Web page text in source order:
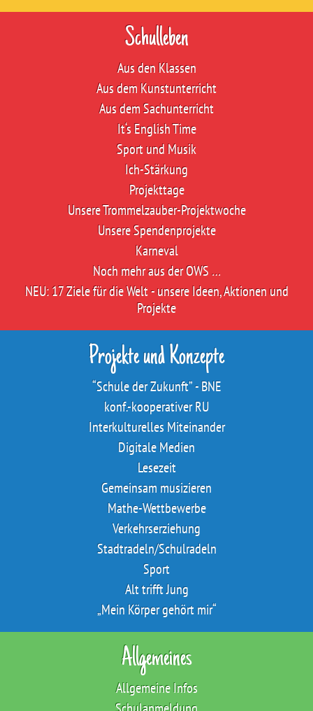
Schulleben
Aus den Klassen
Aus dem Kunstunterricht
Aus dem Sachunterricht
It‘s English Time
Sport und Musik
Ich-Stärkung
Projekttage
Unsere Trommelzauber-Projektwoche
Unsere Spendenprojekte
Karneval
Noch mehr aus der OWS …
NEU: 17 Ziele für die Welt - unsere Ideen, Aktionen und
Projekte
Projekte und Konzepte
“Schule der Zukunft” - BNE
konf.-kooperativer RU
Interkulturelles Miteinander
Digitale Medien
Lesezeit
Gemeinsam musizieren
Mathe-Wettbewerbe
Verkehrserziehung
Stadtradeln/Schulradeln
Sport
Alt trifft Jung
„Mein Körper gehört mir“
Allgemeines
Allgemeine Infos